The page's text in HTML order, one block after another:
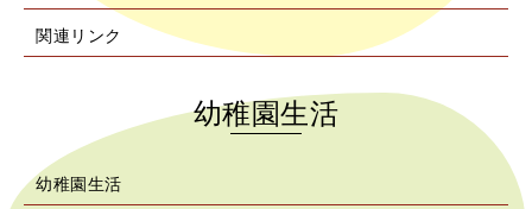
関連リンク
幼稚園生活
幼稚園生活